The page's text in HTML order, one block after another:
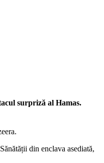
surpriză al Hamas.
din enclava asediată,